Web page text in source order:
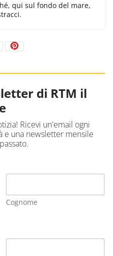
qui sul fondo del mare,
di RTM il
Ricevi un'email ogni
e una newsletter mensile
Cognome